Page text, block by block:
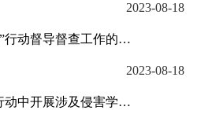
2023-08-18
关于加强“三抓三促”行动督导督查工作的通知
2023-08-18
关于在“三抓三促”行动中开展涉及侵害学生利益有关问题自查自纠的通知